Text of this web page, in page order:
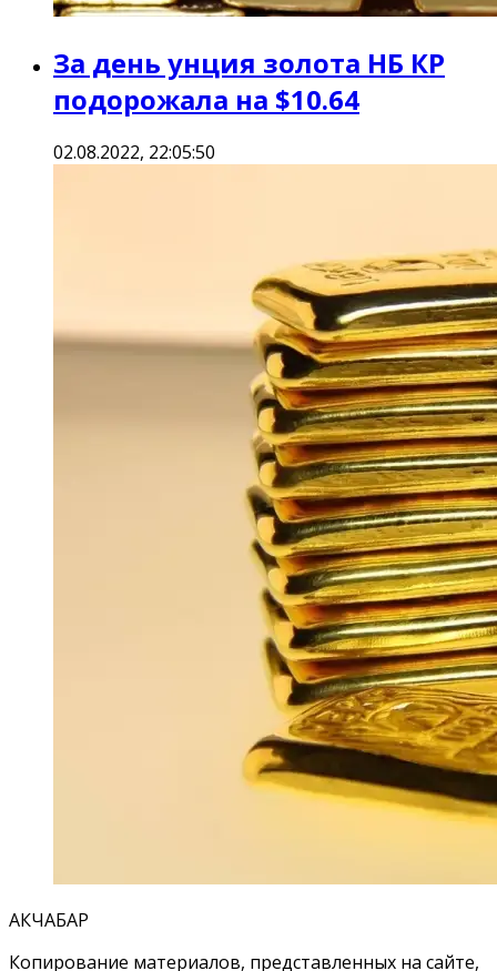
За день унция золота НБ КР
подорожала на $10.64
02.08.2022, 22:05:50
АКЧАБАР
Копирование материалов, представленных на сайте,